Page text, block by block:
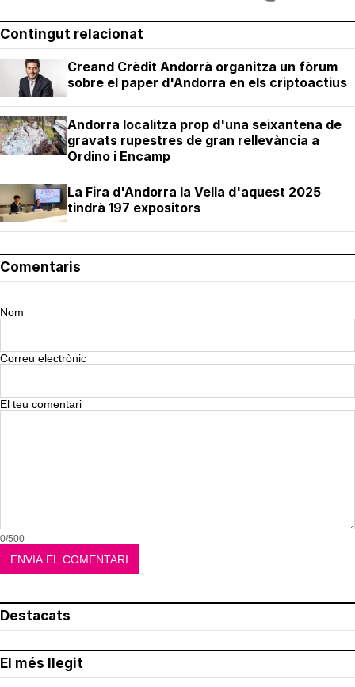
Contingut relacionat
Creand Crèdit Andorrà organitza un fòrum
sobre el paper d'Andorra en els criptoactius
Andorra localitza prop d'una seixantena de
gravats rupestres de gran rellevància a
Ordino i Encamp
La Fira d'Andorra la Vella d'aquest 2025
tindrà 197 expositors
Comentaris
Nom
Correu electrònic
El teu comentari
0/500
Destacats
El més llegit